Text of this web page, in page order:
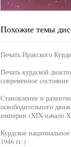
Похожие темы
Печать Иракского
Печать курдской
современное состояние
Становление и
освободительного
империи (XIX-начало
Курдское
1946 гг.)